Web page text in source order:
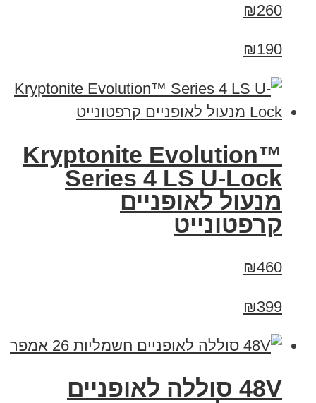
₪260
₪190
Kryptonite Evolution™
Series 4 LS U-Lock
מנעול לאופניים
קרפטונייט
₪460
₪399
48V סוללה לאופניים